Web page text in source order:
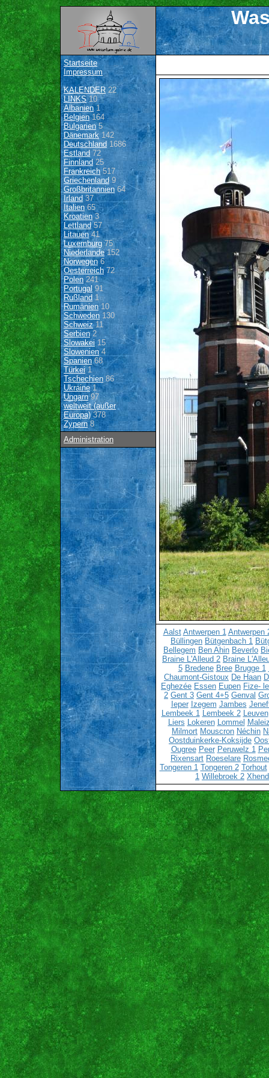
Startseite
Impressum
KALENDER22
LINKS10
Albanien1
Belgien164
Bulgarien 5
Dänemark142
Deutschland 1686
Estland 72
Finnland 25
Frankreich517
Griechenland9
Großbritannien64
Irland 37
Italien65
Kroatien3
Lettland57
Litauen41
Luxemburg 75
Niederlande152
Norwegen6
Oesterreich72
Polen 241
Portugal91
Rußland 1
Rumänien10
Schweden 130
Schweiz11
Serbien2
Slowakei15
Slowenien4
Spanien68
Türkei1
Tschechien 86
Ukraine1
Ungarn97
weltweit (außer
Europa)378
Zypern8
Administration
Aalst Antwerpen 1 Antwerpen
Büllingen Bütgenbach 1
Bellegem Ben Ahin Beverlo
Braine L'Alleud 2 Braine
5 Bredene Bree Brugge 1
Chaumont-Gistoux De Haan
Eghezée Essen Eupen Fize-
2 Gent 3 Gent 4+5 Genval
Ieper Izegem Jambes
Lembeek 1 Lembeek 2 Leuven
Liers Lokeren Lommel
Milmort Mouscron Néchin
Oostduinkerke-Koksijde
Ougree Peer Peruwelz 1
Rixensart Roeselare
Tongeren 1 Tongeren 2 Torhout
1 Willebroek 2